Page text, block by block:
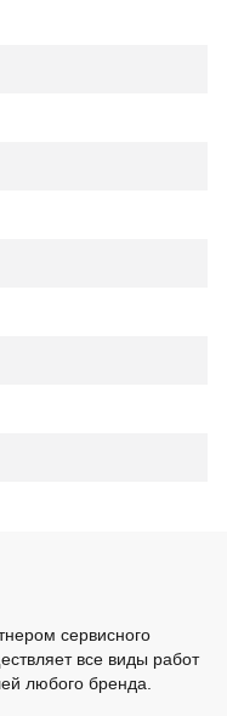
сервисного
все виды работ
любого бренда.